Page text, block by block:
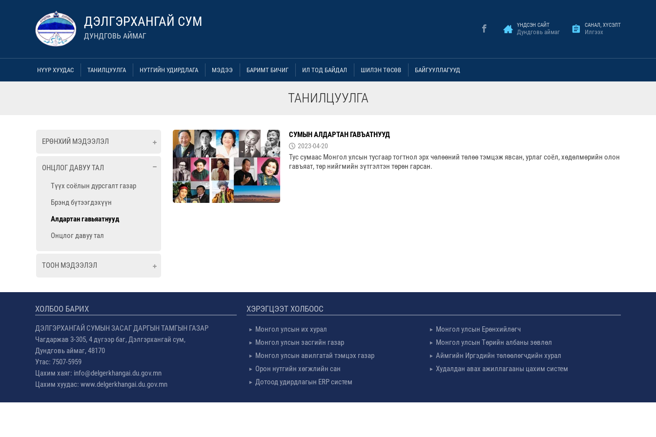
ДЭЛГЭРХАНГАЙ СУМ
ДУНДГОВЬ АЙМАГ
ҮНДСЭН САЙТ
Дундговь аймаг
САНАЛ, ХҮСЭЛТ
Илгээх
НҮҮР ХУУДАС ТАНИЛЦУУЛГА НУТГИЙН УДИРДЛАГА МЭДЭЭ БАРИМТ БИЧИГ ИЛ ТОД БАЙДАЛ ШИЛЭН ТӨСӨВ БАЙГУУЛЛАГУУД
ТАНИЛЦУУЛГА
ЕРӨНХИЙ МЭДЭЭЛЭЛ
ОНЦЛОГ ДАВУУ ТАЛ
Түүх соёлын дурсгалт газар
Брэнд бүтээгдэхүүн
Алдартан гавьяатнууд
Онцлог давуу тал
ТООН МЭДЭЭЛЭЛ
СУМЫН АЛДАРТАН ГАВЪАТНУУД
2023-04-20
Тус сумаас Монгол улсын тусгаар тогтнол эрх чөлөөний төлөө тэмцэж явсан, урлаг соёл, хөдөлмөрийн олон
гавъяат, төр нийгмийн зүтгэлтэн төрөн гарсан.
ХОЛБОО БАРИХ
ДЭЛГЭРХАНГАЙ СУМЫН ЗАСАГ ДАРГЫН ТАМГЫН ГАЗАР
Чагдаржав 3-305, 4 дүгээр баг, Дэлгэрхангай сум,
Дундговь аймаг, 48170
Утас: 7507-5959
Цахим хаяг: info@delgerkhangai.du.gov.mn
Цахим хуудас: www.delgerkhangai.du.gov.mn
ХЭРЭГЦЭЭТ ХОЛБООС
Монгол улсын их хурал
Монгол улсын Ерөнхийлөгч
Монгол улсын засгийн газар
Монгол улсын Төрийн албаны зөвлөл
Монгол улсын авилгатай тэмцэх газар
Аймгийн Иргэдийн төлөөлөгчдийн хурал
Орон нутгийн хөгжлийн сан
Худалдан авах ажиллагааны цахим систем
Дотоод удирдлагын ERP систем